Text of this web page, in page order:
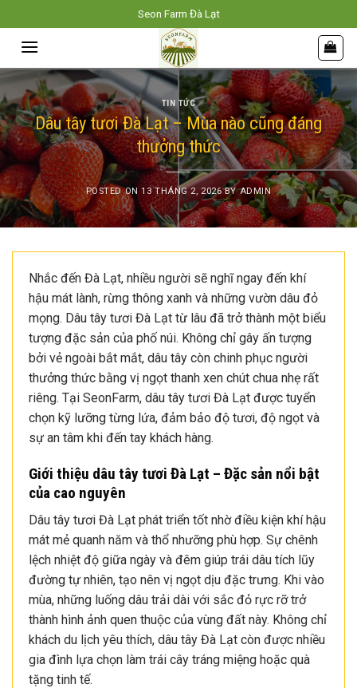
to
content
Seon Farm Đà Lạt
TIN TỨC
Dâu tây tươi Đà Lạt – Mùa nào cũng đáng
thưởng thức
POSTED ON13 THÁNG 2, 2026BYADMIN
Nhắc đến Đà Lạt, nhiều người sẽ nghĩ ngay đến khí
hậu mát lành, rừng thông xanh và những vườn dâu đỏ
mọng. Dâu tây tươi Đà Lạt từ lâu đã trở thành một biểu
tượng đặc sản của phố núi. Không chỉ gây ấn tượng
bởi vẻ ngoài bắt mắt, dâu tây còn chinh phục người
thưởng thức bằng vị ngọt thanh xen chút chua nhẹ rất
riêng. Tại SeonFarm, dâu tây tươi Đà Lạt được tuyển
chọn kỹ lưỡng từng lứa, đảm bảo độ tươi, độ ngọt và
sự an tâm khi đến tay khách hàng.
Giới thiệu dâu tây tươi Đà Lạt – Đặc sản nổi bật
của cao nguyên
Dâu tây tươi Đà Lạt phát triển tốt nhờ điều kiện khí hậu
mát mẻ quanh năm và thổ nhưỡng phù hợp. Sự chênh
lệch nhiệt độ giữa ngày và đêm giúp trái dâu tích lũy
đường tự nhiên, tạo nên vị ngọt dịu đặc trưng. Khi vào
mùa, những luống dâu trải dài với sắc đỏ rực rỡ trở
thành hình ảnh quen thuộc của vùng đất này. Không chỉ
khách du lịch yêu thích, dâu tây Đà Lạt còn được nhiều
gia đình lựa chọn làm trái cây tráng miệng hoặc quà
tặng tinh tế.